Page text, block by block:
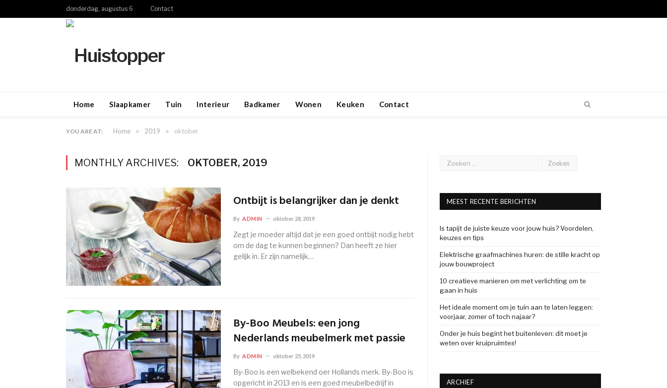
donderdag, augustus 6 Contact
Home Slaapkamer Tuin Interieur Badkamer Wonen Keuken Contact
YOU ARE AT: Home » 2019 » oktober
MONTHLY ARCHIVES: OKTOBER, 2019
Ontbijt is belangrijker dan je denkt
By ADMIN oktober 28, 2019
Zegt je moeder altijd dat je een goed ontbijt nodig hebt
om de dag te kunnen beginnen? Dan heeft ze hier
gelijk in. Er zijn namelijk…
By-Boo Meubels: een jong
Nederlands meubelmerk met passie
By ADMIN oktober 25, 2019
By-Boo is een welbekend oer Hollands merk. By-Boo is
opgericht in 2013 en is een goed meubelbedrijf in
MEEST RECENTE BERICHTEN
Is tapijt de juiste keuze voor jouw huis? Voordelen,
keuzes en tips
Elektrische graafmachines huren: de stille kracht op
jouw bouwproject
10 creatieve manieren om met verlichting om te
gaan in huis
Het ideale moment om je tuin aan te laten leggen:
voorjaar, zomer of toch najaar?
Onder je huis begint het buitenleven: dit moet je
weten over kruipruimtes!
ARCHIEF